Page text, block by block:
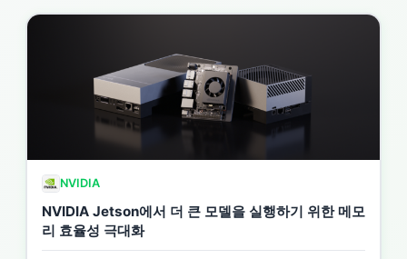
NVIDIA
NVIDIA Jetson에서 더 큰 모델을 실행하기 위한 메모
리 효율성 극대화